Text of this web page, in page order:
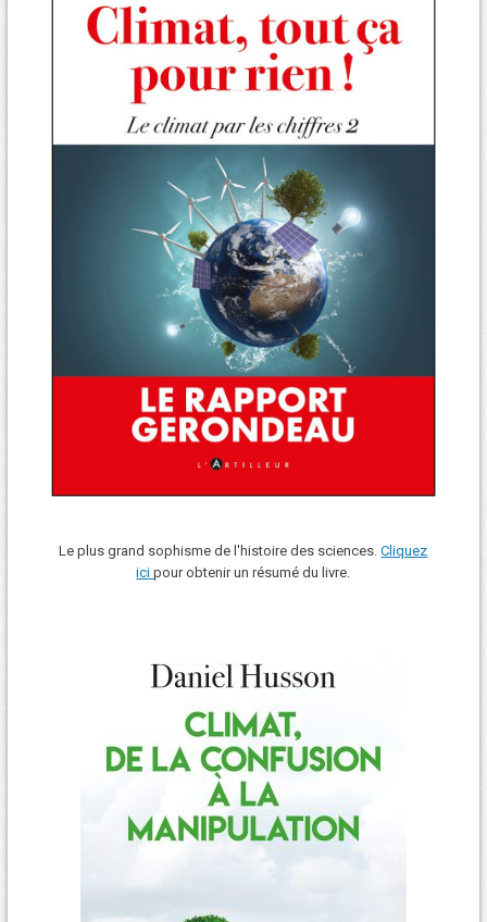
Le plus grand sophisme de l'histoire des sciences.Cliquez
icipour obtenir un résumé du livre.